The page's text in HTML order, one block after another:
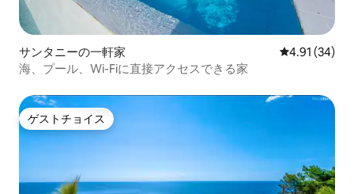
サンタニーの一軒家 レビュー34
4.91 (34)
海、プール、Wi-Fiに直接アクセスできる家
ゲストチョイス
ゲストチョイス